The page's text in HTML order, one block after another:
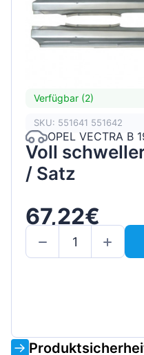
Verfügbar (2)
SKU: 551641 551642
OPEL VECTRA B
Voll
/ Satz
67,22€